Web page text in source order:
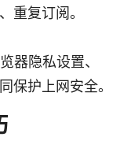
重复订阅。
器隐私设置、
保护上网安全。